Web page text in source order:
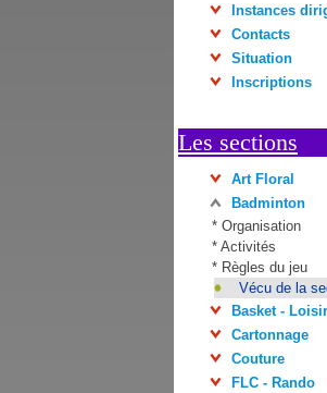
Instances
Contacts
Situation
Inscriptions
Les sections
Art Floral
Badminton
* Organisation
* Activités
* Règles du jeu
Vécu de la
Basket -
Cartonnage
Couture
FLC - Rando